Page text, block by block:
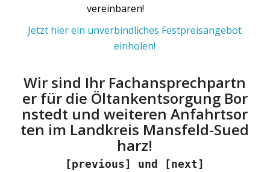
vereinbaren!
Jetzt hier ein unverbindliches Festpreisangebot
einholen!
Wir sind Ihr Fachansprechpartn
er für die Öltankentsorgung Bor
nstedt und weiteren Anfahrtsor
ten im Landkreis Mansfeld-Sued
harz!
[previous] und [next]